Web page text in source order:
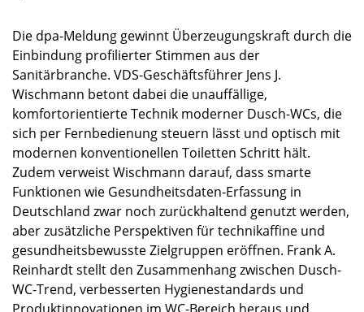
Die dpa-Meldung gewinnt Überzeugungskraft durch die
Einbindung profilierter Stimmen aus der
Sanitärbranche. VDS-Geschäftsführer Jens J.
Wischmann betont dabei die unauffällige,
komfortorientierte Technik moderner Dusch-WCs, die
sich per Fernbedienung steuern lässt und optisch mit
modernen konventionellen Toiletten Schritt hält.​
Zudem verweist Wischmann darauf, dass smarte
Funktionen wie Gesundheitsdaten-Erfassung in
Deutschland zwar noch zurückhaltend genutzt werden,
aber zusätzliche Perspektiven für technikaffine und
gesundheitsbewusste Zielgruppen eröffnen.​ Frank A.
Reinhardt stellt den Zusammenhang zwischen Dusch-
WC-Trend, verbesserten Hygienestandards und